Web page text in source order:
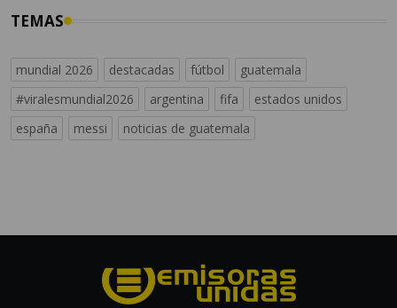
TEMAS
mundial 2026 destacadas fútbol
guatemala
#viralesmundial2026
argentina fifa
estados unidos
españa
messi noticias de guatemala